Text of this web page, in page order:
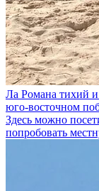
Ла Романа тихий
юго-восточном
Здесь можно
попробовать